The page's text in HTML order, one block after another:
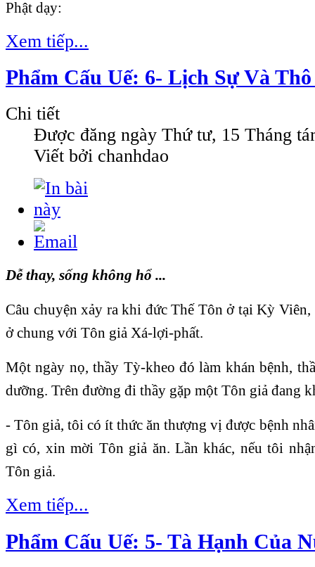
Phật dạy:
Xem tiếp...
Phẩm Cấu Uế: 6- Lịch Sự Và
Chi tiết
Được đăng ngày Thứ tư, 15 Tháng
Viết bởi chanhdao
Dễ thay, sống không hổ ...
Câu chuyện xảy ra khi đức Thế Tôn ở tại Kỳ
ở chung với Tôn giả Xá-lợi-phất.
Một ngày nọ, thầy Tỳ-kheo đó làm khán bệnh,
dưỡng. Trên đường đi thầy gặp một Tôn giả đang
- Tôn giả, tôi có ít thức ăn thượng vị được bệnh
gì có, xin mời Tôn giả ăn. Lần khác, nếu tôi
Tôn giả.
Xem tiếp...
Phẩm Cấu Uế: 5- Tà Hạnh Của